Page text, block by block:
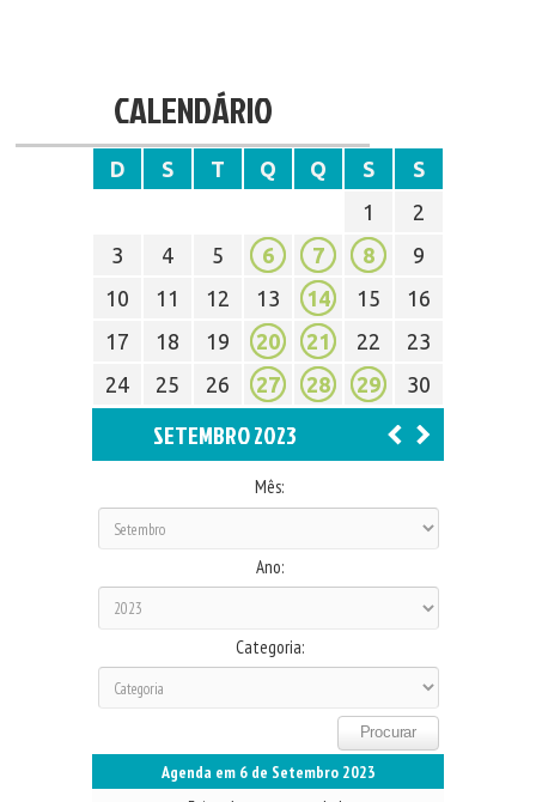
CALENDÁRIO
D S T Q Q S
S
1
2
3
4 5 6 7 8
9
10
11 12 13 14 15
16
17
18 19 20 21 22
23
24
25 26 27 28 29 30
SETEMBRO 2023
Mês:
Ano:
Categoria:
Agenda em 6 de Setembro 2023